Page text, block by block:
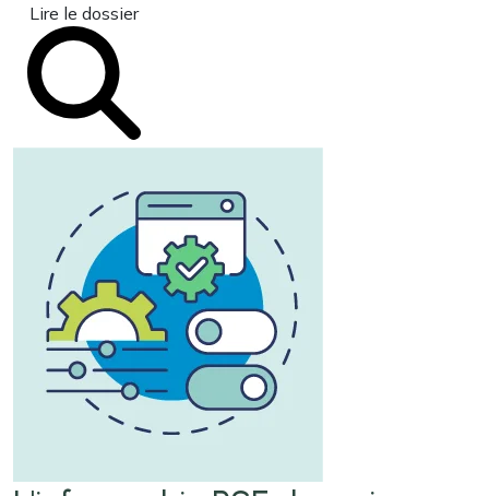
Lire le dossier